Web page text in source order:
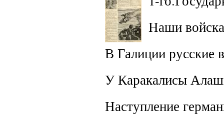
Наши
В Галиции русские
У Каракалисы
Наступление